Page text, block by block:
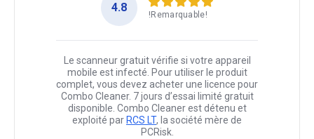
4.8
!Remarquable!
Le scanneur gratuit vérifie si votre appareil
mobile est infecté. Pour utiliser le produit
complet, vous devez acheter une licence pour
Combo Cleaner. 7 jours d’essai limité gratuit
disponible. Combo Cleaner est détenu et
exploité par RCS LT, la société mère de
PCRisk.